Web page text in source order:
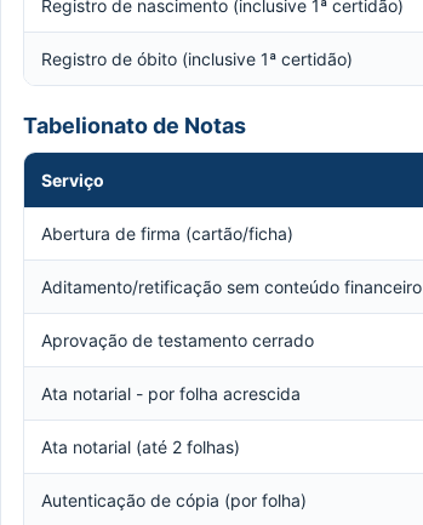
Registro de nascimento (inclusive 1ª certidão)
Registro de óbito (inclusive 1ª certidão)
Tabelionato de Notas
Serviço
Abertura de firma (cartão/ficha)
Aditamento/retificação sem conteúdo financeiro
Aprovação de testamento cerrado
Ata notarial - por folha acrescida
Ata notarial (até 2 folhas)
Autenticação de cópia (por folha)